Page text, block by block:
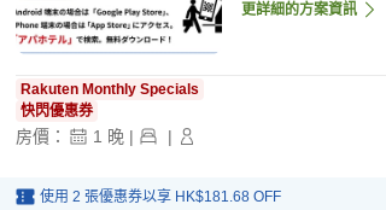
更詳細的方案資訊
Rakuten Monthly Specials
快閃優惠券
房價： 1 晚 | |
使用 2 張優惠券以享 HK$181.68 OFF